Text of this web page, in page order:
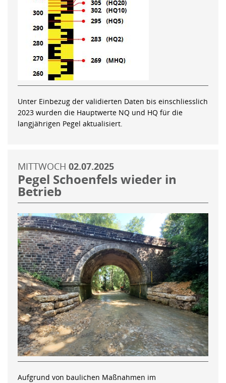
Unter Einbezug der validierten Daten bis einschliesslich
2023 wurden die Hauptwerte NQ und HQ für die
langjährigen Pegel aktualisiert.
MITTWOCH 02.07.2025
Pegel Schoenfels wieder in
Betrieb
Aufgrund von baulichen Maßnahmen im